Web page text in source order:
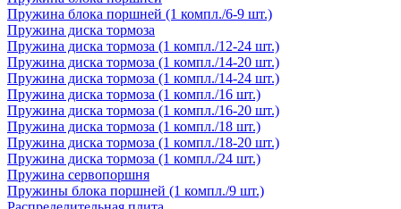
Пружина блока поршней (1 компл./6-9 шт.)
Пружина диска тормоза
Пружина диска тормоза (1 компл./12-24 шт.)
Пружина диска тормоза (1 компл./14-20 шт.)
Пружина диска тормоза (1 компл./14-24 шт.)
Пружина диска тормоза (1 компл./16 шт.)
Пружина диска тормоза (1 компл./16-20 шт.)
Пружина диска тормоза (1 компл./18 шт.)
Пружина диска тормоза (1 компл./18-20 шт.)
Пружина диска тормоза (1 компл./24 шт.)
Пружина сервопоршня
Пружины блока поршней (1 компл./9 шт.)